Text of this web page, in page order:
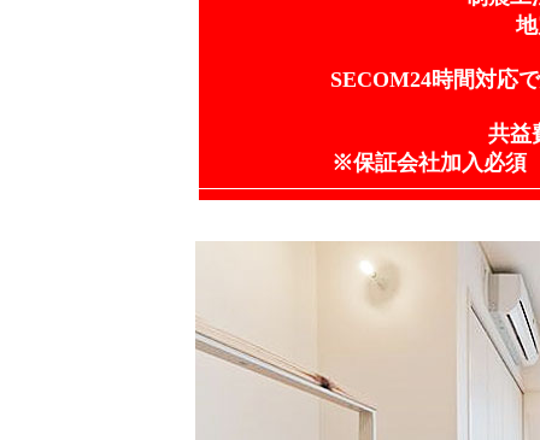
SECOM24時間対応
共益
※保証会社加入必須